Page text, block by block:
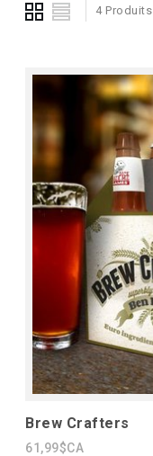
4 Produits
Brew Crafters
61,99$CA